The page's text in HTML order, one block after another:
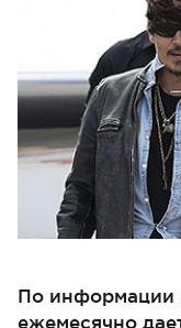
По информации
ежемесячно